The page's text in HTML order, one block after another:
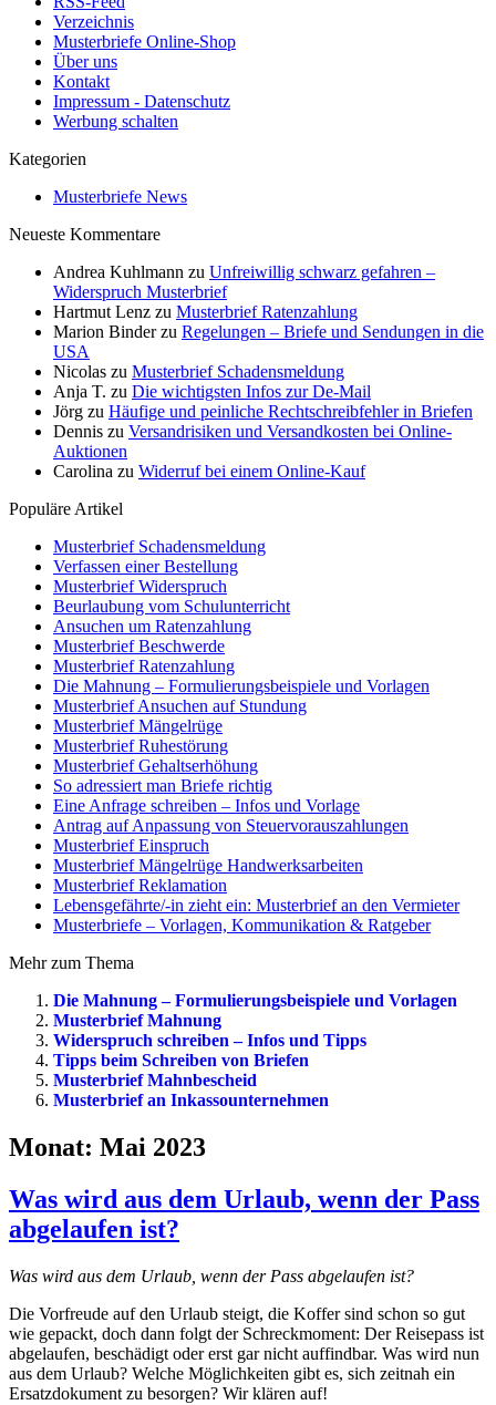
Verzeichnis
Musterbriefe Online-Shop
Über uns
Kontakt
Impressum - Datenschutz
Werbung schalten
Kategorien
Musterbriefe News
Neueste Kommentare
Andrea Kuhlmann zu Unfreiwillig schwarz gefahren –
Widerspruch Musterbrief
Hartmut Lenz zu Musterbrief Ratenzahlung
Marion Binderzu Regelungen – Briefe und Sendungen in die
USA
Nicolas zu Musterbrief Schadensmeldung
Anja T. zu Die wichtigsten Infos zur De-Mail
Jörg zu Häufige und peinliche Rechtschreibfehler in Briefen
Dennis zu Versandrisiken und Versandkosten bei Online-
Auktionen
Carolina zu Widerruf bei einem Online-Kauf
Populäre Artikel
Musterbrief Schadensmeldung
Verfassen einer Bestellung
Musterbrief Widerspruch
Beurlaubung vom Schulunterricht
Ansuchen um Ratenzahlung
Musterbrief Beschwerde
Musterbrief Ratenzahlung
Die Mahnung – Formulierungsbeispiele und Vorlagen
Musterbrief Ansuchen auf Stundung
Musterbrief Mängelrüge
Musterbrief Ruhestörung
Musterbrief Gehaltserhöhung
So adressiert man Briefe richtig
Eine Anfrage schreiben – Infos und Vorlage
Antrag auf Anpassung von Steuervorauszahlungen
Musterbrief Einspruch
Musterbrief Mängelrüge Handwerksarbeiten
Musterbrief Reklamation
Lebensgefährte/-in zieht ein: Musterbrief an den Vermieter
Musterbriefe – Vorlagen, Kommunikation & Ratgeber
Mehr zum Thema
Die Mahnung – Formulierungsbeispiele und Vorlagen
Musterbrief Mahnung
Widerspruch schreiben – Infos und Tipps
Tipps beim Schreiben von Briefen
Musterbrief Mahnbescheid
Musterbrief an Inkassounternehmen
Monat: Mai 2023
Was wird aus dem Urlaub, wenn der Pass
abgelaufen ist?
Was wird aus dem Urlaub, wenn der Pass abgelaufen ist?
Die Vorfreude auf den Urlaub steigt, die Koffer sind schon so gut
wie gepackt, doch dann folgt der Schreckmoment: Der Reisepass ist
abgelaufen, beschädigt oder erst gar nicht auffindbar. Was wird nun
aus dem Urlaub? Welche Möglichkeiten gibt es, sich zeitnah ein
Ersatzdokument zu besorgen? Wir klären auf!